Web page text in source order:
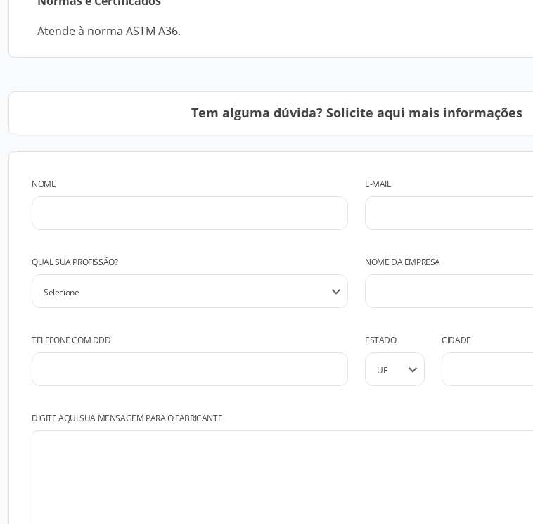
Atende à norma ASTM A36.
Tem alguma dúvida? Solicite aqui mais informações
NOME E-MAIL
QUAL SUA PROFISSÃO? NOME DA EMPRESA
TELEFONE COM DDD ESTADO CIDADE
DIGITE AQUI SUA MENSAGEM PARA O FABRICANTE